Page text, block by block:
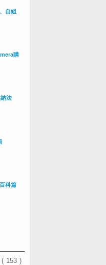
自組
購
法
科篇
( 153 )